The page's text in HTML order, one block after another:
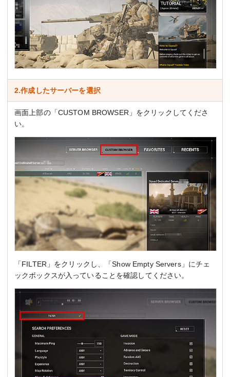
2.作成したサーバーを選択
画面上部の「CUSTOM BROWSER」をクリックしてくださ
い。
「FILTER」をクリックし、「Show Empty Servers」にチェ
ックボックスが入っていることを確認してください。